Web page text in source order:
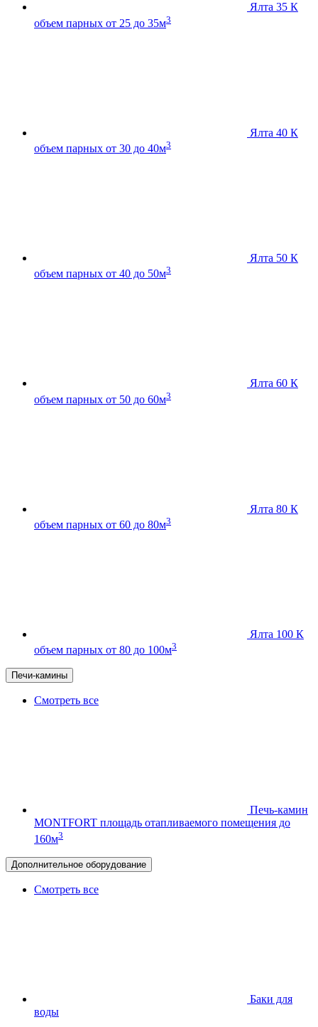
Ялта 35 К
объем парных от 25 до 35м3
Ялта 40 К
объем парных от 30 до 40м3
Ялта 50 К
объем парных от 40 до 50м3
Ялта 60 К
объем парных от 50 до 60м3
Ялта 80 К
объем парных от 60 до 80м3
Ялта 100 К
объем парных от 80 до 100м3
Печи-камины
Смотреть все
Печь-камин
MONTFORT площадь отапливаемого помещения до
160м3
Дополнительное оборудование
Смотреть все
Баки для
воды